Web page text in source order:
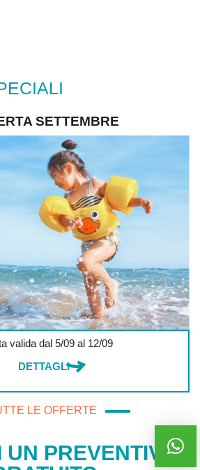
SETTEMBRE
valida dal 5/09 al 12/09
DETTAGLI
LE OFFERTE
UN PREVENTIVO